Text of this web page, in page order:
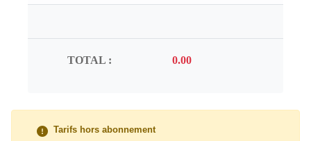
TOTAL :
Tarifs hors abonnement